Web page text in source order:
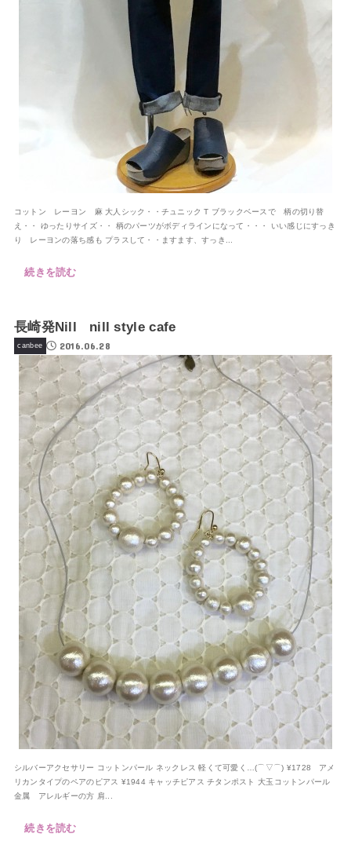
コットン レーヨン 麻 大人シック・・チュニック T ブラックベースで 柄の切り替
え・・ ゆったりサイズ・・ 柄のパーツがボディラインになって・・・ いい感じにすっき
り レーヨンの落ち感も プラスして・・ますます、すっき...
続きを読む
長崎発Nill nill style cafe
canbee 2016.06.28
シルバーアクセサリー コットンパール ネックレス 軽くて可愛く…(⌒▽⌒) ¥1728 アメ
リカンタイプのペアのピアス ¥1944 キャッチピアス チタンポスト 大玉コットンパール
金属 アレルギーの方 肩...
続きを読む